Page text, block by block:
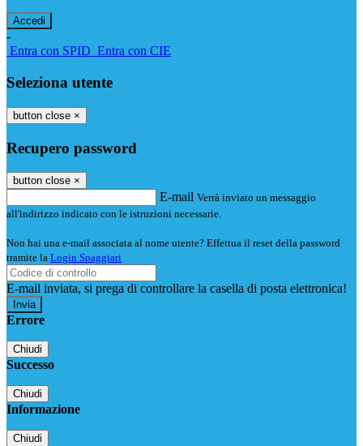
-
Entra con SPID Entra con CIE
Seleziona utente
button close ×
Recupero password
button close ×
E-mail Verrà inviato un messaggio
all'indirizzo indicato con le istruzioni necessarie.
Non hai una e-mail associata al nome utente? Effettua il reset della password
tramite la Login Spaggiari
E-mail inviata, si prega di controllare la casella di posta elettronica!
Errore
Chiudi
Successo
Chiudi
Informazione
Chiudi